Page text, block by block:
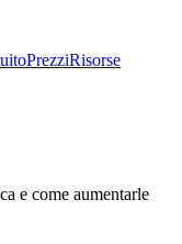
PrezziRisorse
e come aumentarle